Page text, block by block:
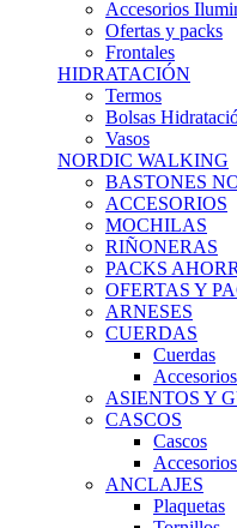
Accesorios
Ofertas y packs
Frontales
HIDRATACIÓN
Termos
Bolsas
Vasos
NORDIC WALKING
BASTONES
ACCESORIOS
MOCHILAS
RIÑONERAS
PACKS
OFERTAS Y
ARNESES
CUERDAS
Cuerdas
ASIENTOS Y
CASCOS
Cascos
ANCLAJES
Plaquetas